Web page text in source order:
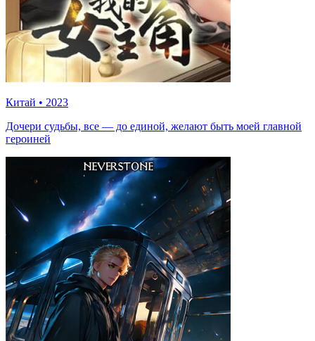
Китай • 2023
Дочери судьбы, все — до единой, желают быть моей главной
героиней